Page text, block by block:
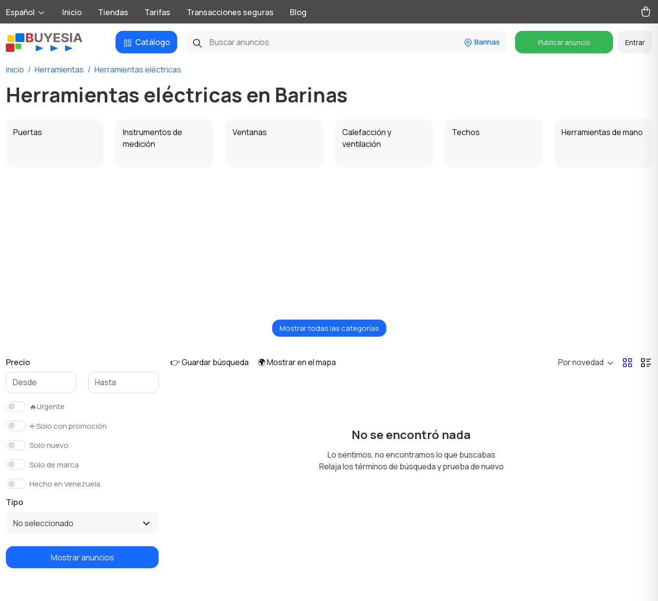
Español Inicio Tiendas Tarifas Transacciones seguras Blog
Catálogo Barinas Publicar anuncio Entrar
Inicio Herramientas Herramientas eléctricas
Herramientas eléctricas en Barinas
Puertas
Instrumentos de
medición
Ventanas
Calefacción y
ventilación
Techos Herramientas de mano
Mostrar todas las categorías
Precio
🔥Urgente
➗ Solo con promoción
Solo nuevo
Solo de marca
Hecho en Venezuela
Tipo
No seleccionado
Mostrar anuncios
👉 Guardar búsqueda 🌍 Mostrar en el mapa Por novedad
No se encontró nada
Lo sentimos, no encontramos lo que buscabas
Relaja los términos de búsqueda y prueba de nuevo